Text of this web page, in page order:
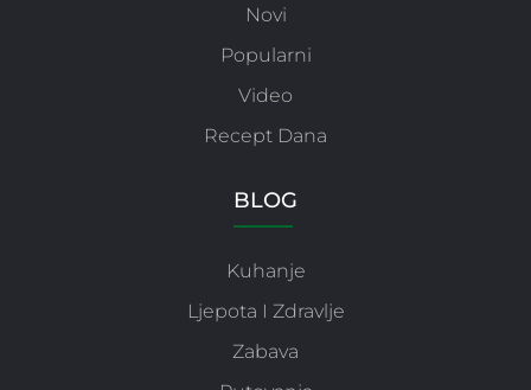
Novi
Popularni
Video
Recept Dana
BLOG
Kuhanje
Ljepota I Zdravlje
Zabava